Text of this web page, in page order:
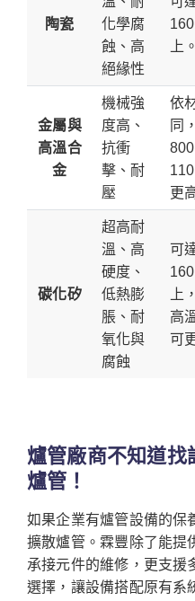
陶瓷
化學腐
蝕、高
絕緣性
上。
金屬與
高溫合
金
機械強
度高、
抗衝
擊、耐
壓
依
同
更
碳化矽
超高耐
溫、高
硬度、
低熱膨
脹、耐
氧化與
腐蝕
可
上
高
可
爐管廠商不知道找
爐管！
如果企業有爐管設備的保
擴散爐管。霖豐除了能提
承接元件的維修，更支援
選擇，讓設備搭配原有系